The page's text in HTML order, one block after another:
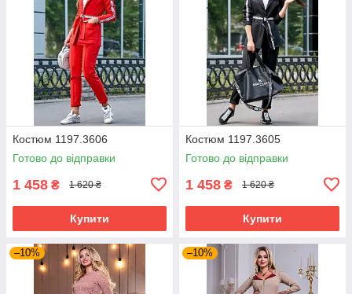
Костюм 1197.3606
Готово до відправки
1 458 ₴ 1 620 ₴
Купити
Костюм 1197.3605
Готово до відправки
1 458 ₴ 1 620 ₴
Купити
–10% –10%